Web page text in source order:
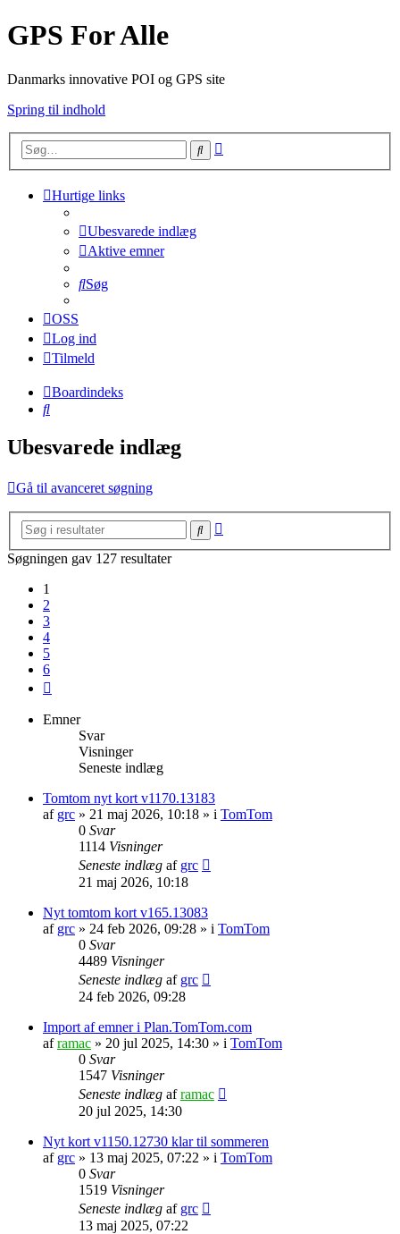
GPS For Alle
Danmarks innovative POI og GPS site
Spring til indhold
Søg
Hurtige links
Ubesvarede indlæg
Aktive emner
Søg
OSS
Log ind
Tilmeld
Boardindeks
Søg
Ubesvarede indlæg
Gå til avanceret søgning
Søg
Søgningen gav 127 resultater
1
2
3
4
5
6
Emner
Svar
Visninger
Seneste indlæg
Tomtom nyt kort v1170.13183
af grc » 21 maj 2026, 10:18 » i TomTom
0 Svar
1114 Visninger
Seneste indlæg af grc
21 maj 2026, 10:18
Nyt tomtom kort v165.13083
af grc » 24 feb 2026, 09:28 » i TomTom
0 Svar
4489 Visninger
Seneste indlæg af grc
24 feb 2026, 09:28
Import af emner i Plan.TomTom.com
aframac » 20 jul 2025, 14:30 » i TomTom
0 Svar
1547 Visninger
Seneste indlæg aframac
20 jul 2025, 14:30
Nyt kort v1150.12730 klar til sommeren
af grc » 13 maj 2025, 07:22 » i TomTom
0 Svar
1519 Visninger
Seneste indlæg af grc
13 maj 2025, 07:22